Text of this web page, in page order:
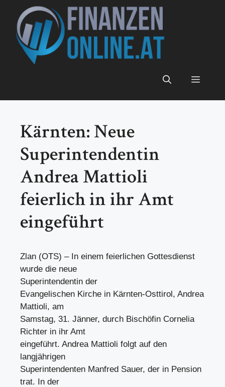
Inhalt
springen
Menü
Kärnten: Neue
Superintendentin
Andrea Mattioli
feierlich in ihr Amt
eingeführt
Zlan (OTS) – In einem feierlichen Gottesdienst
wurde die neue
Superintendentin der
Evangelischen Kirche in Kärnten-Osttirol, Andrea
Mattioli, am
Samstag, 31. Jänner, durch Bischöfin Cornelia
Richter in ihr Amt
eingeführt. Andrea Mattioli folgt auf den
langjährigen
Superintendenten Manfred Sauer, der in Pension
trat. In der